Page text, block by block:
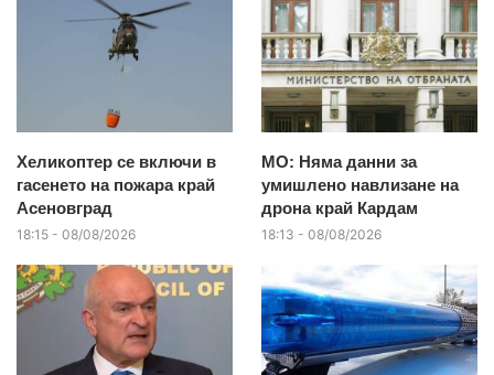
Хеликоптер се включи в
гасенето на пожара край
Асеновград
18:15 - 08/08/2026
МО: Няма данни за
умишлено навлизане на
дрона край Кардам
18:13 - 08/08/2026